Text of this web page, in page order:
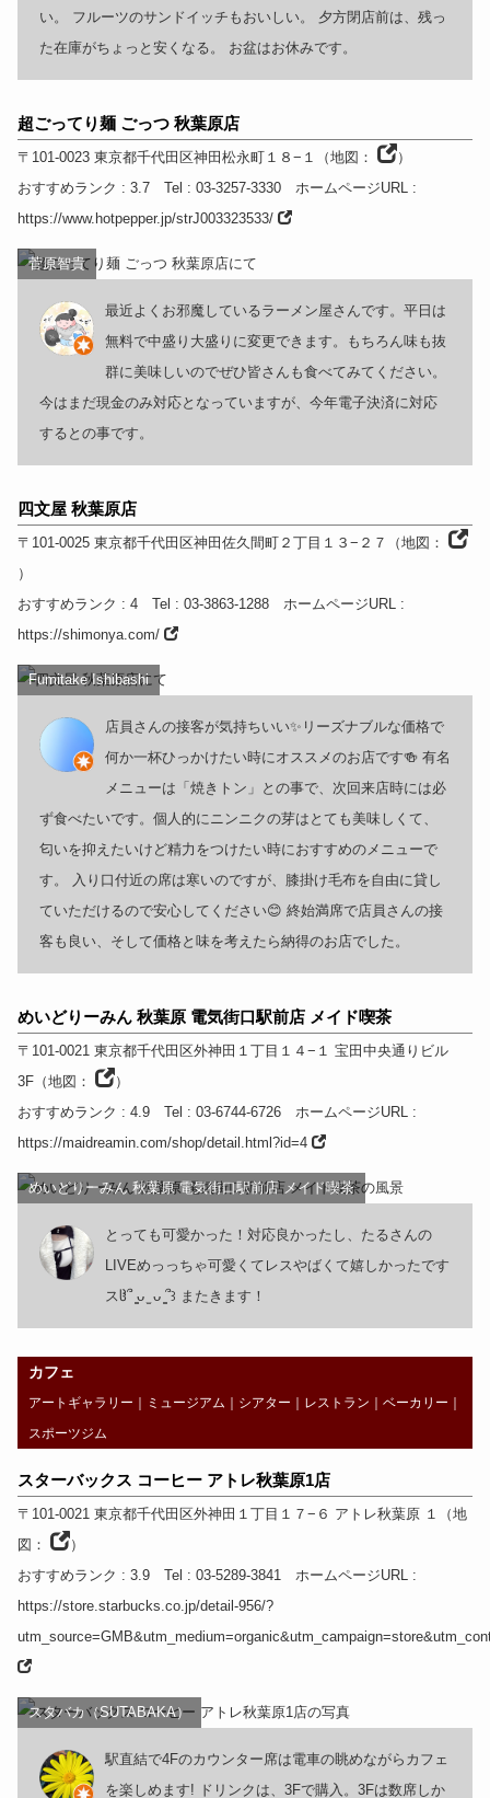
い。 フルーツのサンドイッチもおいしい。 夕方閉店前は、残っ
た在庫がちょっと安くなる。 お盆はお休みです。
超ごってり麺 ごっつ 秋葉原店
〒101-0023 東京都千代田区神田松永町１８−１ （地図：
）
おすすめランク : 3.7 Tel : 03-3257-3330 ホームページURL:
https://www.hotpepper.jp/strJ003323533/
菅原智貴
最近よくお邪魔しているラーメン屋さんです。平日は
無料で中盛り大盛りに変更できます。もちろん味も抜
群に美味しいのでぜひ皆さんも食べてみてください。
今はまだ現金のみ対応となっていますが、今年電子決済に対応
するとの事です。
四文屋 秋葉原店
〒101-0025 東京都千代田区神田佐久間町２丁目１３−２７ （地図：
）
おすすめランク : 4 Tel : 03-3863-1288 ホームページURL:
https://shimonya.com/
Fumitake Ishibashi
店員さんの接客が気持ちいい✨リーズナブルな価格で
何か一杯ひっかけたい時にオススメのお店です🍻 有名
メニューは「焼きトン」との事で、次回来店時には必
ず食べたいです。個人的にニンニクの芽はとても美味しくて、
匂いを抑えたいけど精力をつけたい時におすすめのメニューで
す。 入り口付近の席は寒いのですが、膝掛け毛布を自由に貸し
ていただけるので安心してください😊 終始満席で店員さんの接
客も良い、そして価格と味を考えたら納得のお店でした。
めいどりーみん 秋葉原 電気街口駅前店 メイド喫茶
〒101-0021 東京都千代田区外神田１丁目１４−１ 宝田中央通りビル
3F（地図：
）
おすすめランク : 4.9 Tel : 03-6744-6726 ホームページURL:
https://maidreamin.com/shop/detail.html?id=4
めいどりーみん 秋葉原 電気街口駅前店 メイド喫茶
とっても可愛かった！対応良かったし、たるさんの
LIVEめっっちゃ可愛くてレスやばくて嬉しかったです
スჱ̒՞ ̳ᴗ ̫ ᴗ ̳՞꒱ またきます！
カフェ
アートギャラリー ミュージアム シアター レストラン ベーカリー
スポーツジム
スターバックス コーヒー アトレ秋葉原1店
〒101-0021 東京都千代田区外神田１丁目１７−６ アトレ秋葉原 １ （地
図：
）
おすすめランク : 3.9 Tel : 03-5289-3841 ホームページURL:
https://store.starbucks.co.jp/detail-956/?
スタバカ（SUTABAKA）
駅直結で4Fのカウンター席は電車の眺めながらカフェ
を楽しめます! ドリンクは、3Fで購入。3Fは数席しか